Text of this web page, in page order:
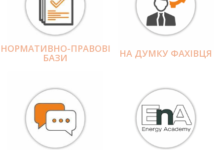
НОРМАТИВНО-ПРАВОВІ
БАЗИ НА ДУМКУ ФАХІВЦЯ